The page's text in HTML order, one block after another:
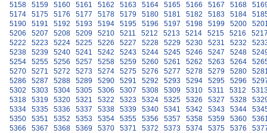
5158
5159 5160 5161 5162 5163 5164 5165 5166 5167 5168
5174
5175 5176 5177 5178 5179 5180 5181 5182 5183 5184
5190
5191 5192 5193 5194 5195 5196 5197 5198 5199 5200
5206
5207 5208 5209 5210 5211 5212 5213 5214 5215 5216
5222
5223 5224 5225 5226 5227 5228 5229 5230 5231 5232
5238
5239 5240 5241 5242 5243 5244 5245 5246 5247 5248
5254
5255 5256 5257 5258 5259 5260 5261 5262 5263 5264
5270
5271 5272 5273 5274 5275 5276 5277 5278 5279 5280
5286
5287 5288 5289 5290 5291 5292 5293 5294 5295 5296
5302
5303 5304 5305 5306 5307 5308 5309 5310 5311 5312
5318
5319 5320 5321 5322 5323 5324 5325 5326 5327 5328
5334
5335 5336 5337 5338 5339 5340 5341 5342 5343 5344
5350
5351 5352 5353 5354 5355 5356 5357 5358 5359 5360
5366
5367 5368 5369 5370 5371 5372 5373 5374 5375 5376